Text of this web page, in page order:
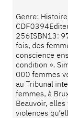
Genre:
256ISBN13:
fois, des
conscience
condition ».
000 femmes
au Tribunal
femmes, à
Beauvoir,
violences